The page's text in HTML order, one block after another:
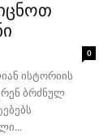
0
ისტორიის
ბრძნულ